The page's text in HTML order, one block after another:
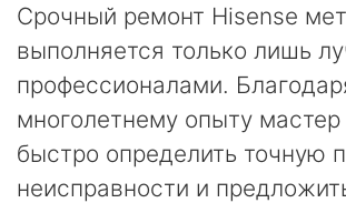
Срочный ремонт Hisense
выполняется только лишь
профессионалами.
многолетнему опыту
быстро определить точную
неисправности и